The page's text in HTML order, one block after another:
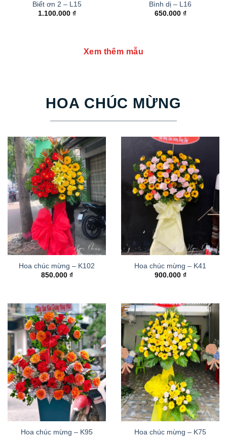
Biết ơn 2 – L15
1.100.000 ₫
Bình dị – L16
650.000 ₫
Xem thêm mẫu
HOA CHÚC MỪNG
Hoa chúc mừng – K102
850.000 ₫
Hoa chúc mừng – K41
900.000 ₫
Hoa chúc mừng – K95
Hoa chúc mừng – K75